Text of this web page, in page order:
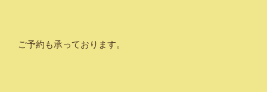
ご予約も承っております。